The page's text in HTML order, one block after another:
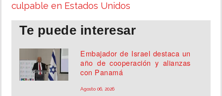
culpable en Estados Unidos
Te puede interesar
Embajador de Israel destaca un
año de cooperación y alianzas
con Panamá
Agosto 06, 2026